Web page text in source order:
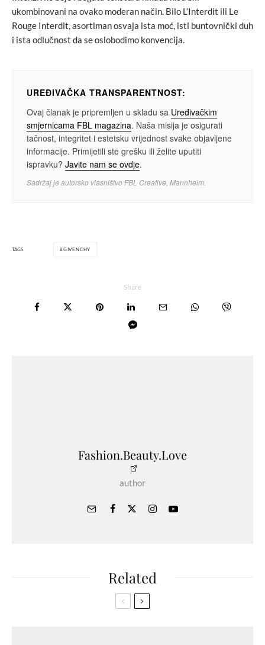
ukombinovani na ovako moderan način. Bilo L’Interdit ili Le
Rouge Interdit, asortiman osvaja ista moć, isti buntovnički duh
i ista odlučnost da se oslobodimo konvencija.
UREĐIVAČKA TRANSPARENTNOST:
Ovaj članak je pripremljen u skladu sa Uređivačkim
smjernicama FBL magazina. Naša misija je osigurati
tačnost, integritet i estetsku vrijednost svake objavljene
informacije. Primijetili ste grešku ili želite uputiti
ispravku? Javite nam se ovdje.
Sadržaj je autorsko vlasništvo FBL Creative, Mannheim.
TAGS GIVENCHY
Share
Fashion.Beauty.Love
author
Related